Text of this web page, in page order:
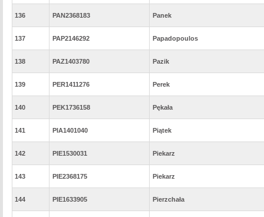
136 PAN2368183 Panek
137 PAP2146292 Papadopoulos
138 PAZ1403780 Pazik
139 PER1411276 Perek
140 PEK1736158 Pękała
141 PIA1401040 Piątek
142 PIE1530031 Piekarz
143 PIE2368175 Piekarz
144 PIE1633905 Pierzchała